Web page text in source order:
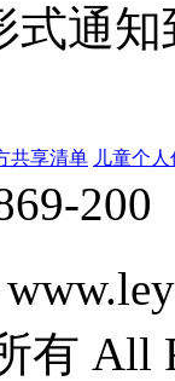
式通
共享清单 儿童个
200
有 All